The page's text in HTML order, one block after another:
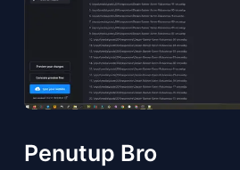
Penutup Bro